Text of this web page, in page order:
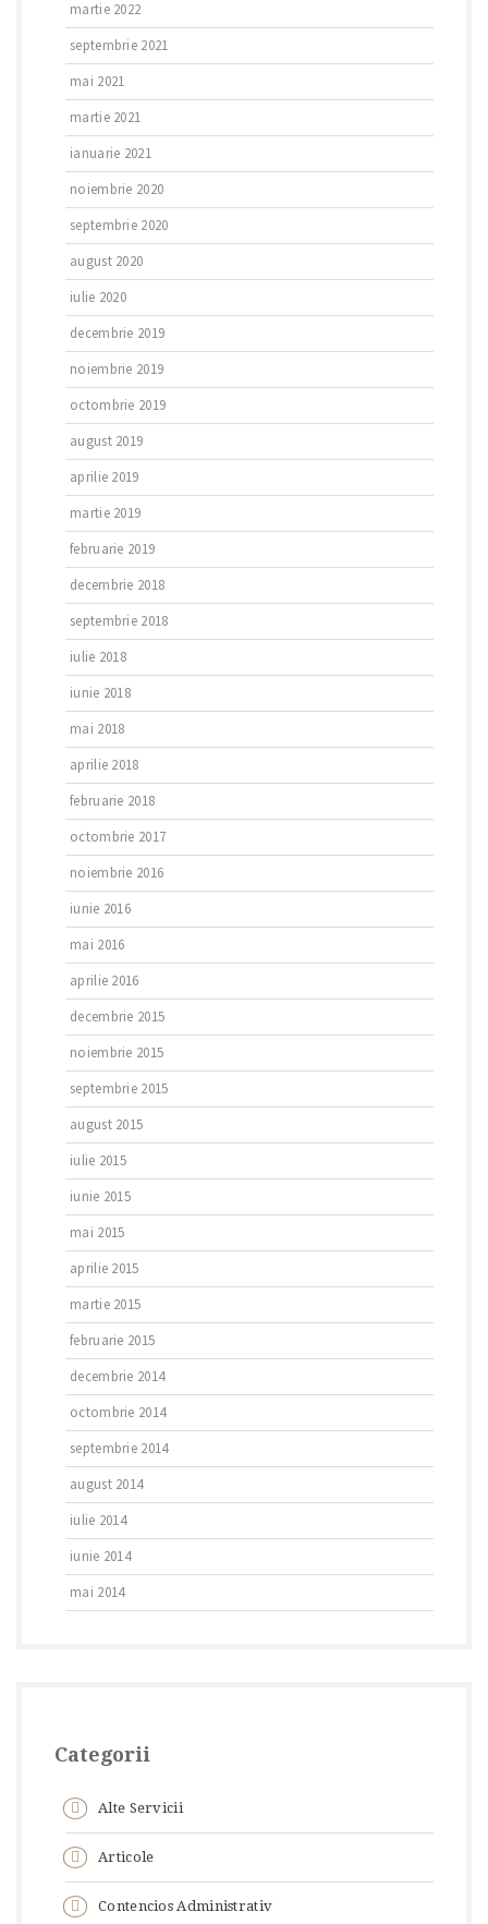
martie 2022
septembrie 2021
mai 2021
martie 2021
ianuarie 2021
noiembrie 2020
septembrie 2020
august 2020
iulie 2020
decembrie 2019
noiembrie 2019
octombrie 2019
august 2019
aprilie 2019
martie 2019
februarie 2019
decembrie 2018
septembrie 2018
iulie 2018
iunie 2018
mai 2018
aprilie 2018
februarie 2018
octombrie 2017
noiembrie 2016
iunie 2016
mai 2016
aprilie 2016
decembrie 2015
noiembrie 2015
septembrie 2015
august 2015
iulie 2015
iunie 2015
mai 2015
aprilie 2015
martie 2015
februarie 2015
decembrie 2014
octombrie 2014
septembrie 2014
august 2014
iulie 2014
iunie 2014
mai 2014
Categorii
Alte Servicii
Articole
Contencios Administrativ